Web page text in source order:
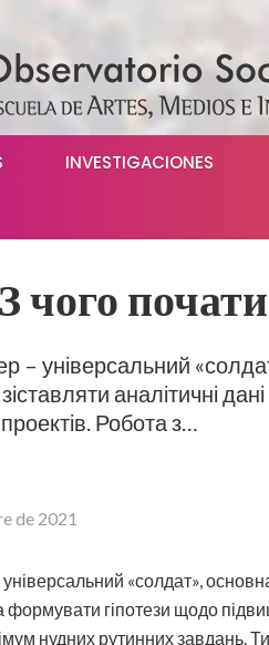
INVESTIGACIONES
чого
– універсальний
аналітичні
Робота з…
de 2021
«солдат»,
формувати гіпотези щодо
нудних рутинних завдань.